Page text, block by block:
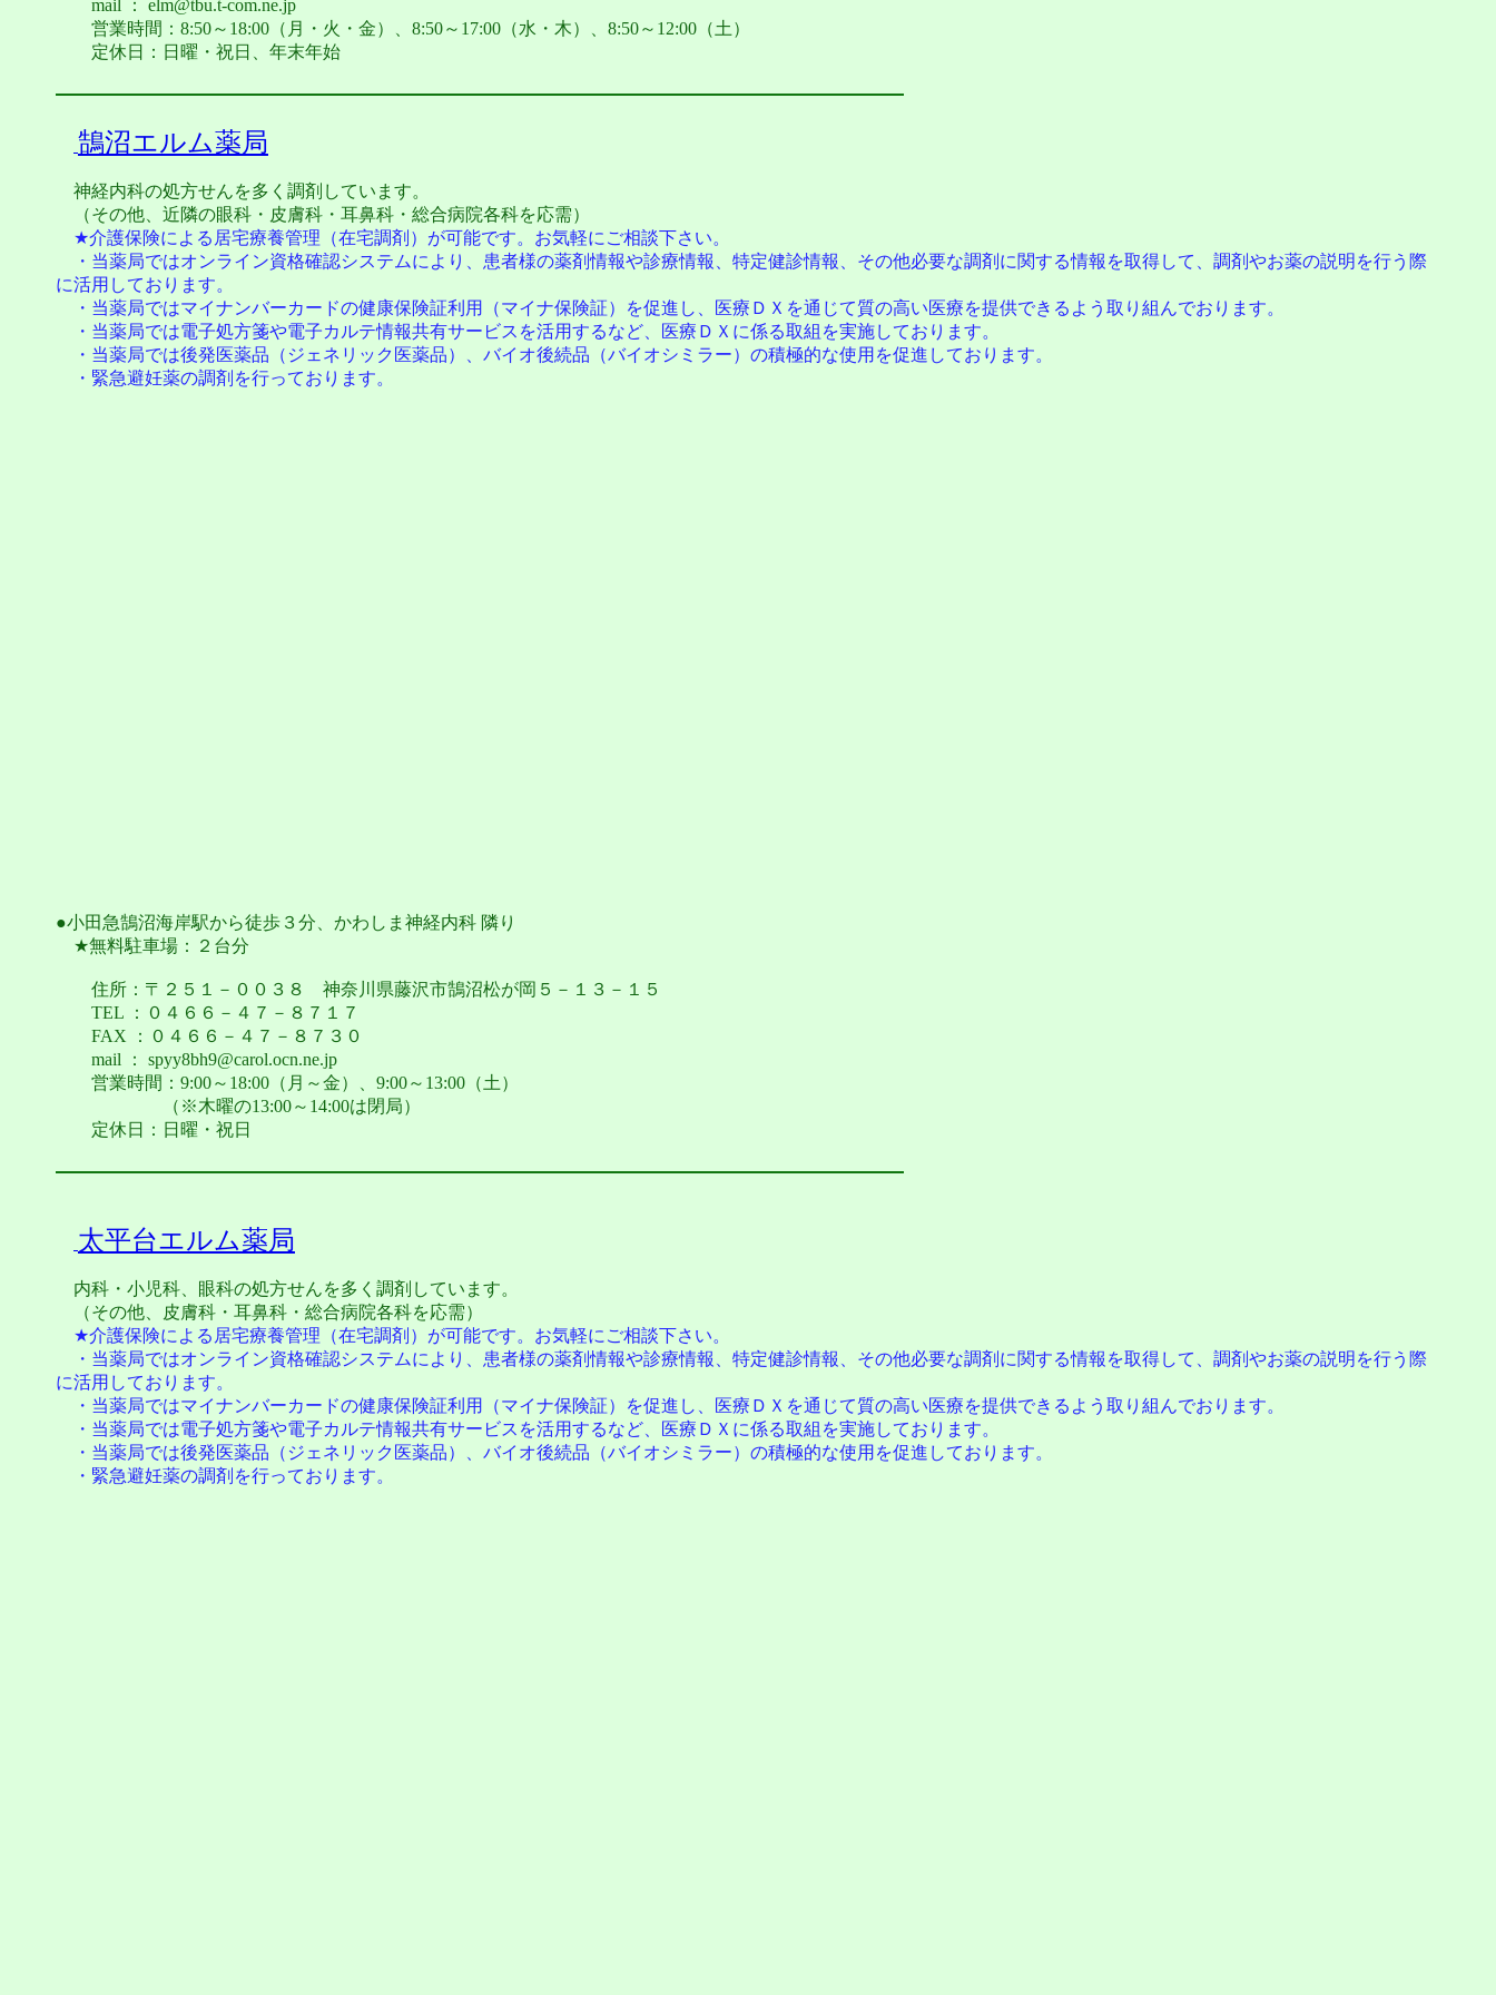
mail ： elm@tbu.t-com.ne.jp
営業時間：8:50～18:00（月・火・金）、8:50～17:00（水・木）、8:50～12:00（土）
定休日：日曜・祝日、年末年始
鵠沼エルム薬局
神経内科の処方せんを多く調剤しています。
（その他、近隣の眼科・皮膚科・耳鼻科・総合病院各科を応需）
★介護保険による居宅療養管理（在宅調剤）が可能です。お気軽にご相談下さい。
・当薬局ではオンライン資格確認システムにより、患者様の薬剤情報や診療情報、特定健診情報、その他必要な調剤に関する情報を取得して、調剤やお薬の説明を行う際
に活用しております。
・当薬局ではマイナンバーカードの健康保険証利用（マイナ保険証）を促進し、医療ＤＸを通じて質の高い医療を提供できるよう取り組んでおります。
・当薬局では電子処方箋や電子カルテ情報共有サービスを活用するなど、医療ＤＸに係る取組を実施しております。
・当薬局では後発医薬品（ジェネリック医薬品）、バイオ後続品（バイオシミラー）の積極的な使用を促進しております。
・緊急避妊薬の調剤を行っております。
●小田急鵠沼海岸駅から徒歩３分、かわしま神経内科 隣り
★無料駐車場：２台分
住所：〒２５１－００３８ 神奈川県藤沢市鵠沼松が岡５－１３－１５
TEL ：０４６６－４７－８７１７
FAX ：０４６６－４７－８７３０
mail ： spyy8bh9@carol.ocn.ne.jp
営業時間：9:00～18:00（月～金）、9:00～13:00（土）
（※木曜の13:00～14:00は閉局）
定休日：日曜・祝日
太平台エルム薬局
内科・小児科、眼科の処方せんを多く調剤しています。
（その他、皮膚科・耳鼻科・総合病院各科を応需）
★介護保険による居宅療養管理（在宅調剤）が可能です。お気軽にご相談下さい。
・当薬局ではオンライン資格確認システムにより、患者様の薬剤情報や診療情報、特定健診情報、その他必要な調剤に関する情報を取得して、調剤やお薬の説明を行う際
に活用しております。
・当薬局ではマイナンバーカードの健康保険証利用（マイナ保険証）を促進し、医療ＤＸを通じて質の高い医療を提供できるよう取り組んでおります。
・当薬局では電子処方箋や電子カルテ情報共有サービスを活用するなど、医療ＤＸに係る取組を実施しております。
・当薬局では後発医薬品（ジェネリック医薬品）、バイオ後続品（バイオシミラー）の積極的な使用を促進しております。
・緊急避妊薬の調剤を行っております。